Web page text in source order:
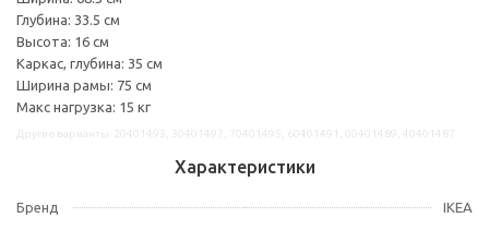
Глубина: 33.5 см
Высота: 16 см
Каркас, глубина: 35 см
Ширина рамы: 75 см
Макс нагрузка: 15 кг
Характеристики
Бренд IKEA